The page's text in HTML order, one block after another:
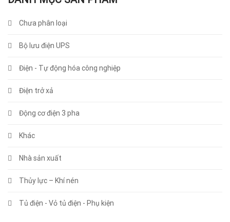
Chưa phân loại
Bộ lưu điện UPS
Điện - Tự động hóa công nghiệp
Điện trở xả
Động cơ điện 3 pha
Khác
Nhà sản xuất
Thủy lực – Khí nén
Tủ điện - Vỏ tủ điện - Phụ kiện